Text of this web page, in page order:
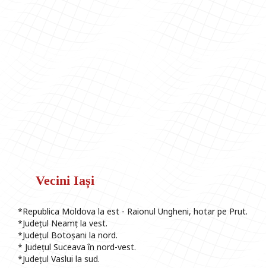
Vecini Iași
*Republica Moldova la est - Raionul Ungheni, hotar pe Prut.
*Județul Neamț la vest.
*Județul Botoșani la nord.
* Județul Suceava în nord-vest.
*Județul Vaslui la sud.